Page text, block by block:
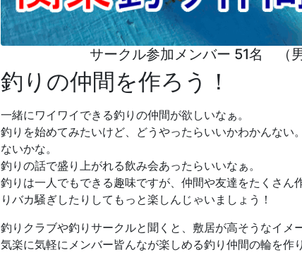
サークル参加メンバー 51名 （
釣りの仲間を作ろう！
一緒にワイワイできる釣りの仲間が欲しいなぁ。
釣りを始めてみたいけど、どうやったらいいかわかんない
ないかな。
釣りの話で盛り上がれる飲み会あったらいいなぁ。
釣りは一人でもできる趣味ですが、仲間や友達をたくさん
りバカ騒ぎしたりしてもっと楽しんじゃいましょう！
釣りクラブや釣りサークルと聞くと、敷居が高そうなイメ
気楽に気軽にメンバー皆んなが楽しめる釣り仲間の輪を作